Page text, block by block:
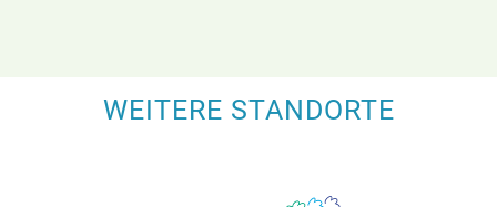
WEITERE STANDORTE